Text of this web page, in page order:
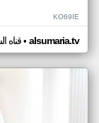
KO69IE
قناه• alsumaria.tv